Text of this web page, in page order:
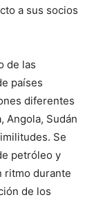
a sus socios
de las
países
diferentes
Angola, Sudán
Se
petróleo y
ritmo durante
de los